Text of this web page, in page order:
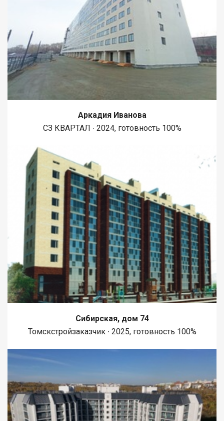
Аркадия Иванова
СЗ КВАРТАЛ ∙ 2024, готовность 100%
Сибирская, дом 74
Томскстройзаказчик ∙ 2025, готовность 100%